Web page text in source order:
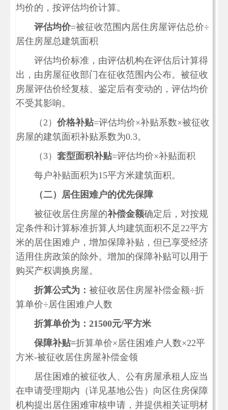
均价的，按评估均价计算。
评估均价=被征收范围内居住房屋评估总价÷
居住房屋总建筑面积
评估均价标准，由评估机构在评估后计算得
出，由房屋征收部门在征收范围内公布。被征收
房屋评估价经复核、鉴定后有变动的，评估均价
不受其影响。
（2） 价格补贴=评估均价×补贴系数×被征收
房屋的建筑面积补贴系数为0.3。
（3） 套型面积补贴=评估均价×补贴面积
每户补贴面积为15平方米建筑面积。
（二）居住困难户的优先保障
被征收居住房屋的补偿金额确定后，对按规
定条件和计算标准折算人均建筑面积不足22平方
米的居住困难户，增加保障补贴，但已享受经济
适用住房政策的除外。增加的保障补贴可以用于
购买产权调换房屋。
折算公式为： 被征收居住房屋补偿金额÷折
算单价÷居住困难户人数
折算单价为：21500元/平方米
保障补贴=折算单价×居住困难户人数×22平
方米-被征收居住房屋补偿金领
居住困难的被征收人、公有房屋承租人应当
在申请受理期内（详见基地公告）向区住房保障
机构提出居住困难审核申请，并提供相关证明材